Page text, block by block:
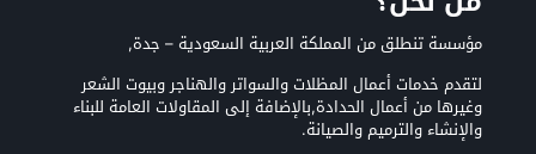
مؤسسة تنطلق من المملكة العربية السعودية – جدة,
لتقدم خدمات أعمال المظلات والسواتر والهناجر وبيوت الشعر
وغيرها من أعمال الحدادة,بالإضافة إلى المقاولات العامة للبناء
والإنشاء والترميم والصيانة.